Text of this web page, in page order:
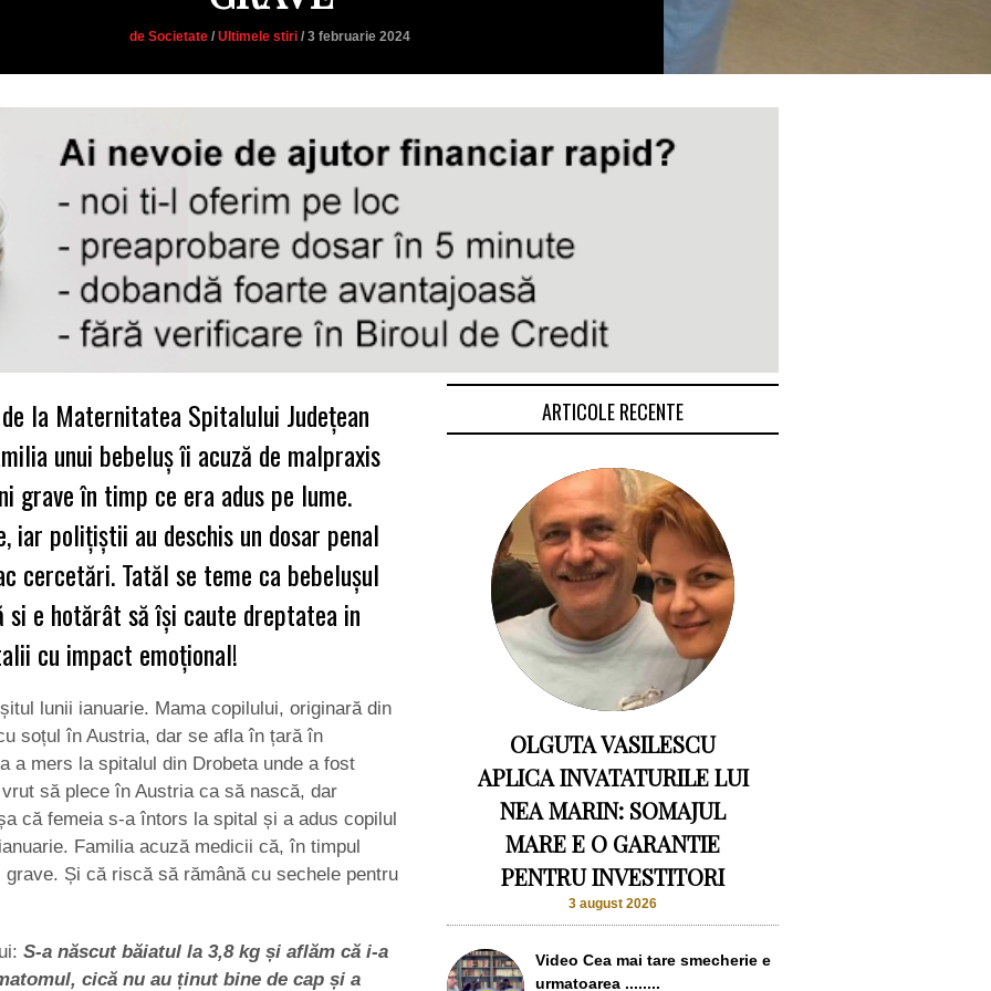
de Societate / Ultimele stiri / 3 februarie 2024
la Maternitatea Spitalului Județean
unui bebeluş îi acuză de malpraxis
grave în timp ce era adus pe lume.
iar polițiștii au deschis un dosar penal
cercetări. Tatăl se teme ca bebelușul
si e hotărât să îşi caute dreptatea in
cu impact emoţional!
lunii ianuarie. Mama copilului, originară din
soțul în Austria, dar se afla în țară în
a mers la spitalul din Drobeta unde a fost
să plece în Austria ca să nască, dar
că femeia s-a întors la spital și a adus copilul
Familia acuză medicii că, în timpul
Și că riscă să rămână cu sechele pentru
S-a născut băiatul la 3,8 kg și aflăm că i-a
cică nu au ținut bine de cap și a
ARTICOLE RECENTE
OLGUTA VASILESCU
APLICA INVATATURILE LUI
NEA MARIN: SOMAJUL
MARE E O GARANTIE
PENTRU INVESTITORI
3 august 2026
Video Cea mai tare smecherie e
urmatoarea ........